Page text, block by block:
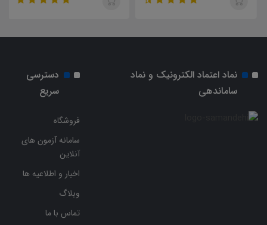
نماد اعتماد الکترونیک و نماد
ساماندهی
دسترسی
سریع
فروشگاه
سامانه آزمون های
آنلاین
اخبار و اطلاعیه ها
وبلاگ
تماس با ما